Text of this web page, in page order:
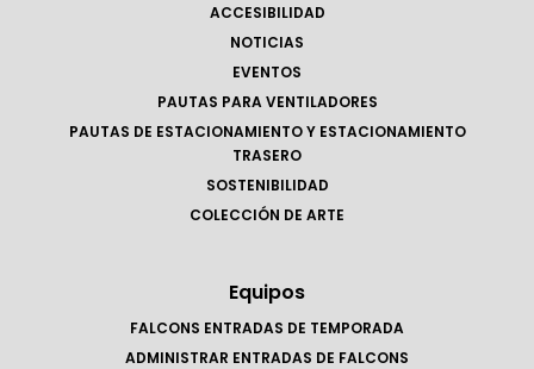
ACCESIBILIDAD
NOTICIAS
EVENTOS
PAUTAS PARA VENTILADORES
PAUTAS DE ESTACIONAMIENTO Y ESTACIONAMIENTO
TRASERO
SOSTENIBILIDAD
COLECCIÓN DE ARTE
Equipos
FALCONS ENTRADAS DE TEMPORADA
ADMINISTRAR ENTRADAS DE FALCONS